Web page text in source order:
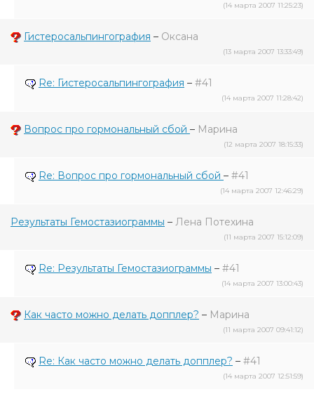
(14 марта 2007 11:25:23)
Гистеросальпингография – Оксана
(13 марта 2007 13:33:49)
Re: Гистеросальпингография – #41
(14 марта 2007 11:28:42)
Вопрос про гормональный сбой – Марина
(12 марта 2007 18:15:33)
Re: Вопрос про гормональный сбой – #41
(14 марта 2007 12:46:29)
Результаты Гемостазиограммы – Лена Потехина
(11 марта 2007 15:12:09)
Re: Результаты Гемостазиограммы – #41
(14 марта 2007 13:00:43)
Как часто можно делать допплер? – Марина
(11 марта 2007 09:41:12)
Re: Как часто можно делать допплер? – #41
(14 марта 2007 12:51:59)